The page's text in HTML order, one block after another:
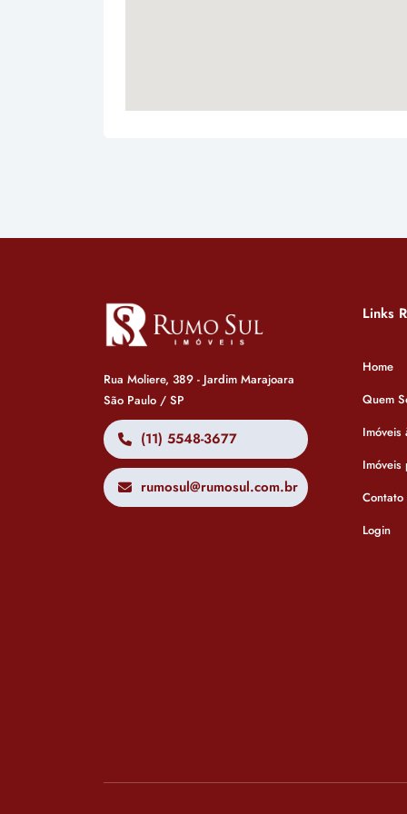
Rua Moliere, 389 - Jardim Marajoara
São Paulo / SP
(11) 5548-3677
rumosul@rumosul.com.br
Links
Home
Quem
Imóveis
Imóveis
Contato
Login